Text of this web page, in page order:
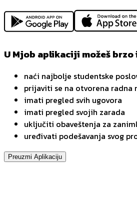
U Mjob aplikaciji možeš
naći najbolje studentske
prijaviti se na otvorena radna
imati pregled svih ugovora
imati pregled svojih zarada
uključiti obaveštenja za
uređivati podešavanja svog
Preuzmi Aplikaciju